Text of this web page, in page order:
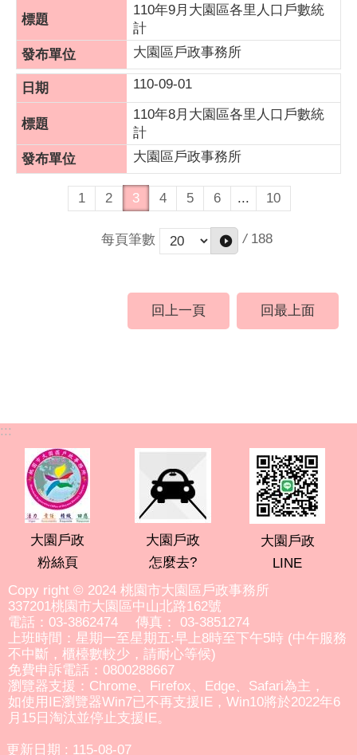
110年9月大園區各里人口戶數統
計
大園區戶政事務所
110-09-01
110年8月大園區各里人口戶數統
計
大園區戶政事務所
1 2 3 4 5 6 ... 10
每頁筆數 / 188
回上一頁 回最上面
:::
大園戶政
粉絲頁
大園戶政
怎麼去?
大園戶政
LINE
Copy right © 2024 桃園市大園區戶政事務所
337201桃園市大園區中山北路162號
電話：03-3862474 傳真： 03-3851274
上班時間：星期一至星期五:早上8時至下午5時 (中午服務
不中斷，櫃檯數較少，請耐心等候)
免費申訴電話：0800288667
瀏覽器支援：Chrome、Firefox、Edge、Safari為主，
如使用IE瀏覽器Win7已不再支援IE，Win10將於2022年6
月15日淘汰並停止支援IE。
更新日期 115-08-07